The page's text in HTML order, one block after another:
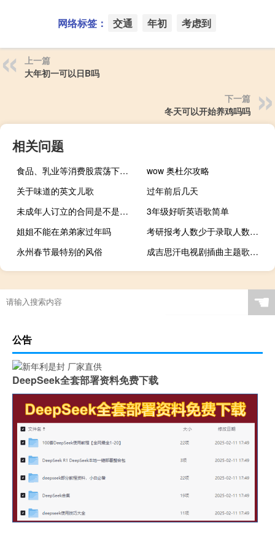
网络标签： 交通 年初 考虑到
上一篇
大年初一可以日B吗
下一篇
冬天可以开始养鸡吗吗
相关问题
食品、乳业等消费股震荡下挫祖名股份跌停
wow 奥杜尔攻略
关于味道的英文儿歌
过年前后几天
未成年人订立的合同是不是有效
3年级好听英语歌简单
姐姐不能在弟弟家过年吗
考研报考人数少于录取人数怎么办
永州春节最特别的风俗
成吉思汗电视剧插曲主题歌曲传说（成吉思汗电视剧插曲）
☚
公告
DeepSeek全套部署资料免费下载